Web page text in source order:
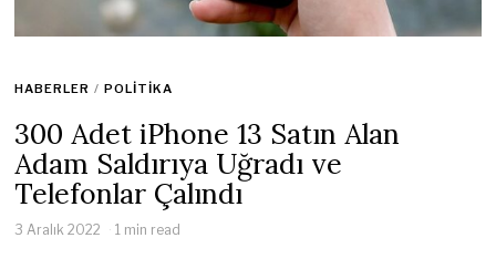
HABERLER / POLITIKA
300 Adet iPhone 13 Satın Alan
Adam Saldırıya Uğradı ve
Telefonlar Çalındı
3 Aralık 2022 1 min read